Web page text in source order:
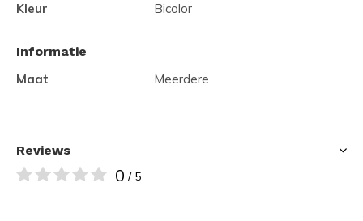
Kleur
Bicolor
Informatie
Maat
Meerdere
Reviews
0 / 5